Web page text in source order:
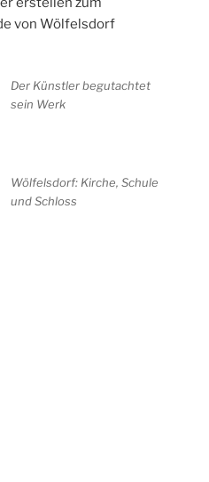
von Wölfelsdorf
Der Künstler begutachtet
sein Werk
Wölfelsdorf: Kirche, Schule
und Schloss